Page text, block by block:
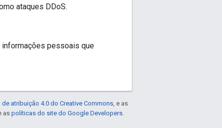
ataques DDoS.
pessoais que
de atribuição 4.0 do Creative Commons , e as
aspolíticas do site do Google Developers